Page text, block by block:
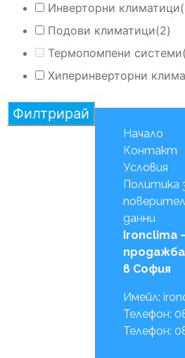
Инверторни климатици
Подови климатици(2)
Термопомпени системи
Хиперинверторни
Филтрирай
Начало
Контакт
Условия
Политика
данни
Ironclima
в София
Имейл:
Телефон:
Телефон: